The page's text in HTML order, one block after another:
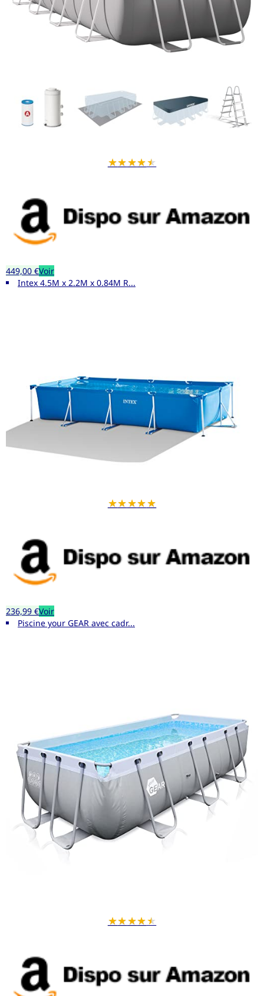
★★★★★
449,00 €Voir
Intex 4.5M x 2.2M x 0.84M R...
★★★★★
236,99 €Voir
Piscine your GEAR avec cadr...
★★★★★